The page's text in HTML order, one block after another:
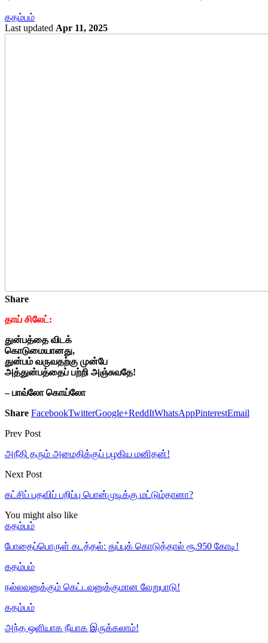
கதம்பம்
Last updated Apr 11, 2025
Share
தாய் சிலேட்:
துன்பத்தை விடக்
கொடுமையானது,
துன்பம் வருவதற்கு முன்பே
அத்துன்பத்தைப் பற்றி அஞ்சுவதே!
– பாவ்லோ கொய்லோ
Share FacebookTwitterGoogle+ReddItWhatsAppPinterestEmail
Prev Post
அநீதி தரும் அமைதிக்குப் பழகிய மனிதன்!
Next Post
கட்சிப் பதவிப் பறிப்பு பொன்முடிக்கு மட்டும்தானா?
You might also like
கதம்பம்
போதைப்பொருள் கடத்தல்: துப்புக் கொடுத்தால் ரூ.950 கோடி!
கதம்பம்
நல்லவனுக்கும் கெட்டவனுக்குமான வேறுபாடு!
கதம்பம்
அந்த ஒளியாக நீயாக இருக்கலாம்!